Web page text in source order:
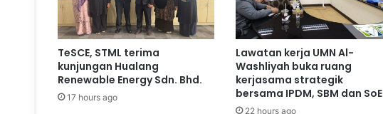
TeSCE, STML terima
kunjungan Hualang
Renewable Energy Sdn. Bhd.
17 hours ago
Lawatan kerja UMN Al-
Washliyah buka ruang
kerjasama strategik
bersama IPDM, SBM dan SoE
22 hours ago